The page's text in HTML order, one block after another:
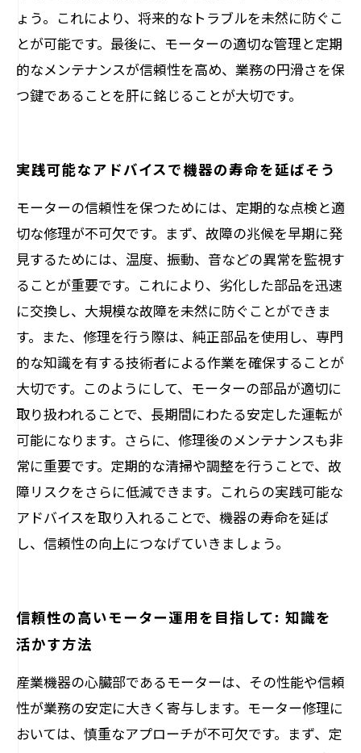
ょう。これにより、将来的なトラブルを未然に防ぐこ
とが可能です。最後に、モーターの適切な管理と定期
的なメンテナンスが信頼性を高め、業務の円滑さを保
つ鍵であることを肝に銘じることが大切です。
実践可能なアドバイスで機器の寿命を延ばそう
モーターの信頼性を保つためには、定期的な点検と適
切な修理が不可欠です。まず、故障の兆候を早期に発
見するためには、温度、振動、音などの異常を監視す
ることが重要です。これにより、劣化した部品を迅速
に交換し、大規模な故障を未然に防ぐことができま
す。また、修理を行う際は、純正部品を使用し、専門
的な知識を有する技術者による作業を確保することが
大切です。このようにして、モーターの部品が適切に
取り扱われることで、長期間にわたる安定した運転が
可能になります。さらに、修理後のメンテナンスも非
常に重要です。定期的な清掃や調整を行うことで、故
障リスクをさらに低減できます。これらの実践可能な
アドバイスを取り入れることで、機器の寿命を延ば
し、信頼性の向上につなげていきましょう。
信頼性の高いモーター運用を目指して: 知識を
活かす方法
産業機器の心臓部であるモーターは、その性能や信頼
性が業務の安定に大きく寄与します。モーター修理に
おいては、慎重なアプローチが不可欠です。まず、定